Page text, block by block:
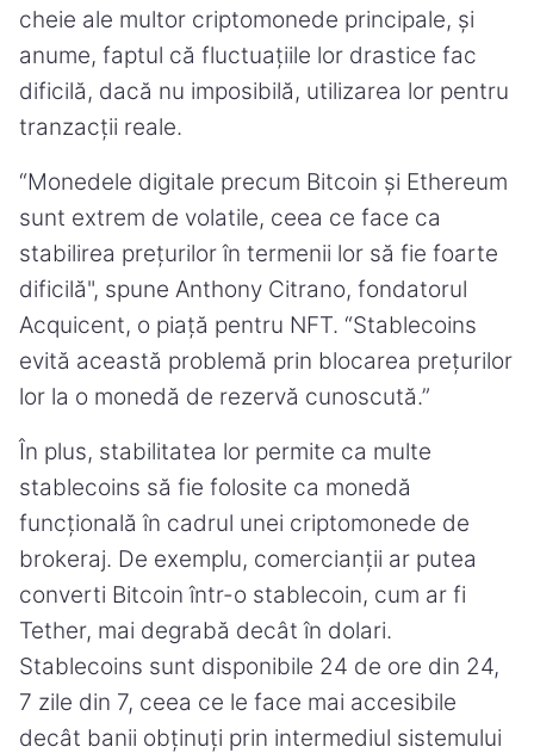
cheie ale multor criptomonede principale, și
anume, faptul că fluctuațiile lor drastice fac
dificilă, dacă nu imposibilă, utilizarea lor pentru
tranzacții reale.
“Monedele digitale precum Bitcoin și Ethereum
sunt extrem de volatile, ceea ce face ca
stabilirea prețurilor în termenii lor să fie foarte
dificilă", spune Anthony Citrano, fondatorul
Acquicent, o piață pentru NFT. “Stablecoins
evită această problemă prin blocarea prețurilor
lor la o monedă de rezervă cunoscută.”
În plus, stabilitatea lor permite ca multe
stablecoins să fie folosite ca monedă
funcțională în cadrul unei criptomonede de
brokeraj. De exemplu, comercianții ar putea
converti Bitcoin într-o stablecoin, cum ar fi
Tether, mai degrabă decât în dolari.
Stablecoins sunt disponibile 24 de ore din 24,
7 zile din 7, ceea ce le face mai accesibile
decât banii obținuți prin intermediul sistemului